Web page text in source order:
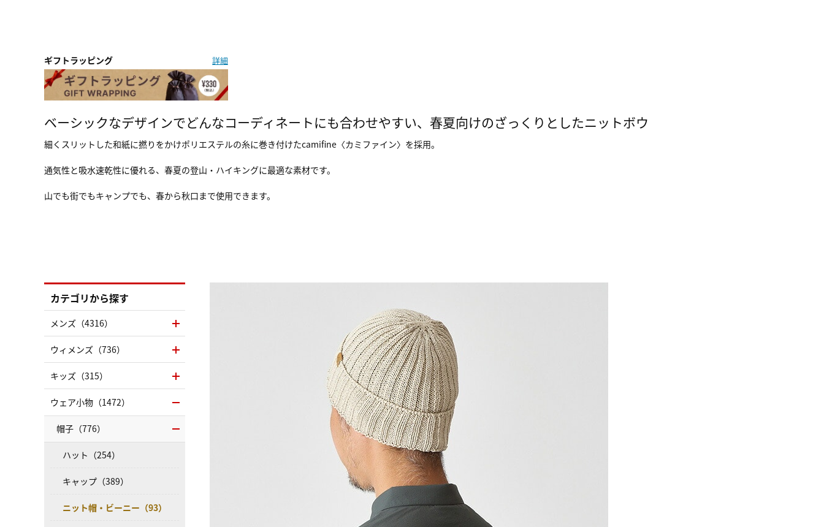
ギフトラッピング 詳細
ベーシックなデザインでどんなコーディネートにも合わせやすい、春夏向けのざっくりとしたニットボウ
細くスリットした和紙に撚りをかけポリエステルの糸に巻き付けたcamifine〈カミファイン〉を採用。
通気性と吸水速乾性に優れる、春夏の登山・ハイキングに最適な素材です。
山でも街でもキャンプでも、春から秋口まで使用できます。
カテゴリから探す
メンズ（4316）
ウィメンズ（736）
キッズ（315）
ウェア小物（1472）
帽子（776）
ハット（254）
キャップ（389）
ニット帽・ビーニー（93）